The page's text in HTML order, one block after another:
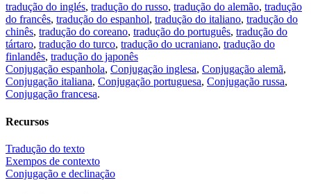
tradução do inglés, tradução do russo, tradução do alemão, tradução
do francês, tradução do espanhol, tradução do italiano, tradução do
chinês, tradução do coreano, tradução do português, tradução do
tártaro, tradução do turco, tradução do ucraniano, tradução do
finlandês, tradução do japonês
Conjugação espanhola, Conjugação inglesa, Conjugação alemã,
Conjugação italiana, Conjugação portuguesa, Conjugação russa,
Conjugação francesa.
Recursos
Tradução do texto
Exempos de contexto
Conjugação e declinação